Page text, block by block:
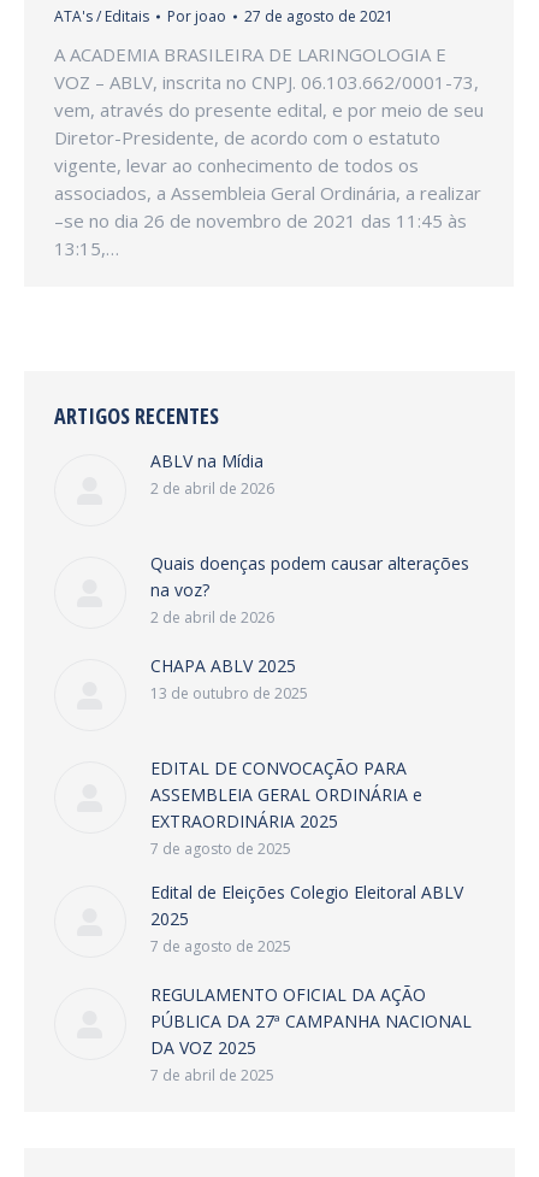
ATA's / Editais Por joao 27 de agosto de 2021
A ACADEMIA BRASILEIRA DE LARINGOLOGIA E
VOZ – ABLV, inscrita no CNPJ. 06.103.662/0001-73,
vem, através do presente edital, e por meio de seu
Diretor-Presidente, de acordo com o estatuto
vigente, levar ao conhecimento de todos os
associados, a Assembleia Geral Ordinária, a realizar
–se no dia 26 de novembro de 2021 das 11:45 às
13:15,…
ARTIGOS RECENTES
ABLV na Mídia
2 de abril de 2026
Quais doenças podem causar alterações
na voz?
2 de abril de 2026
CHAPA ABLV 2025
13 de outubro de 2025
EDITAL DE CONVOCAÇÃO PARA
ASSEMBLEIA GERAL ORDINÁRIA e
EXTRAORDINÁRIA 2025
7 de agosto de 2025
Edital de Eleições Colegio Eleitoral ABLV
2025
7 de agosto de 2025
REGULAMENTO OFICIAL DA AÇÃO
PÚBLICA DA 27ª CAMPANHA NACIONAL
DA VOZ 2025
7 de abril de 2025